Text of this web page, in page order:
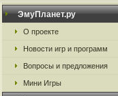
ЭмуПланет.ру
О проекте
Новости игр и программ
Вопросы и предложения
Мини Игры